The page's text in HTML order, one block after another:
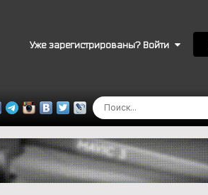
Уже зарегистрированы? Войти